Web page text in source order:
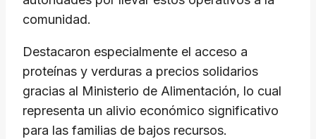
comunidad.
Destacaron especialmente el acceso a
proteínas y verduras a precios solidarios
gracias al Ministerio de Alimentación, lo cual
representa un alivio económico significativo
para las familias de bajos recursos.